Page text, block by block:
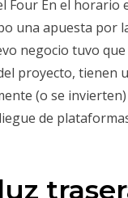
Four En el
una apuesta por
negocio tuvo
proyecto, tienen
(o se
de